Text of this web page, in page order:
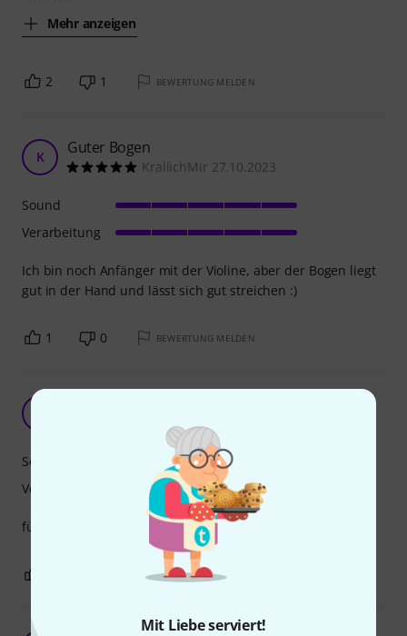
Mit Liebe serviert!
Mehr anzeigen
2 1 BEWERTUNG MELDEN
K Guter Bogen
KrallichMir 27.10.2023
Ich bin noch Anfänger mit der Violine, aber der Bogen liegt
gut in der Hand und lässt sich gut streichen :)
Sound
Verarbeitung
1 0 BEWERTUNG MELDEN
violinist_ 02.01.2022
für die Preisklasse absolut ok!
Sound
Verarbeitung
BEWERTUNG MELDEN